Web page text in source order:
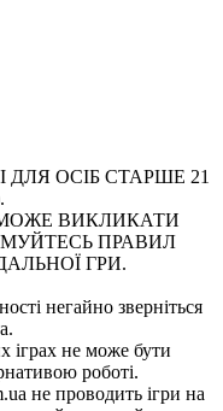
ОСІБ СТАРШЕ 21
ВИКЛИКАТИ
ПРАВИЛ
ГРИ.
негайно зверніться
іграх не може бути
роботі.
не проводить ігри на